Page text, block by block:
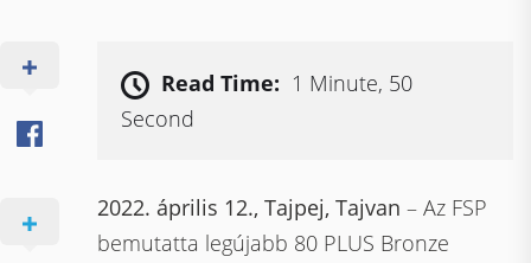
Read Time: 1 Minute, 50
Second
2022. április 12., Tajpej, Tajvan – Az FSP
bemutatta legújabb 80 PLUS Bronze